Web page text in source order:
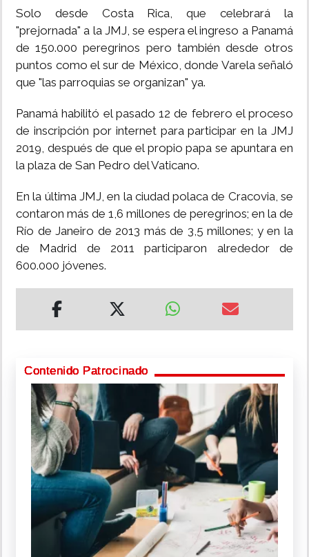
Solo desde Costa Rica, que celebrará la
"prejornada" a la JMJ, se espera el ingreso a Panamá
de 150.000 peregrinos pero también desde otros
puntos como el sur de México, donde Varela señaló
que "las parroquias se organizan" ya.
Panamá habilitó el pasado 12 de febrero el proceso
de inscripción por internet para participar en la JMJ
2019, después de que el propio papa se apuntara en
la plaza de San Pedro del Vaticano.
En la última JMJ, en la ciudad polaca de Cracovia, se
contaron más de 1,6 millones de peregrinos; en la de
Río de Janeiro de 2013 más de 3,5 millones; y en la
de Madrid de 2011 participaron alrededor de
600.000 jóvenes.
Contenido Patrocinado